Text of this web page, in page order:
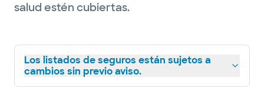
salud estén cubiertas.
Los listados de seguros están sujetos a
cambios sin previo aviso.